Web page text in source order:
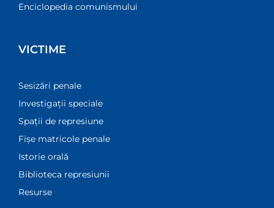
Enciclopedia comunismului
VICTIME
Sesizări penale
Investigații speciale
Spații de represiune
Fișe matricole penale
Istorie orală
Biblioteca represiunii
Resurse